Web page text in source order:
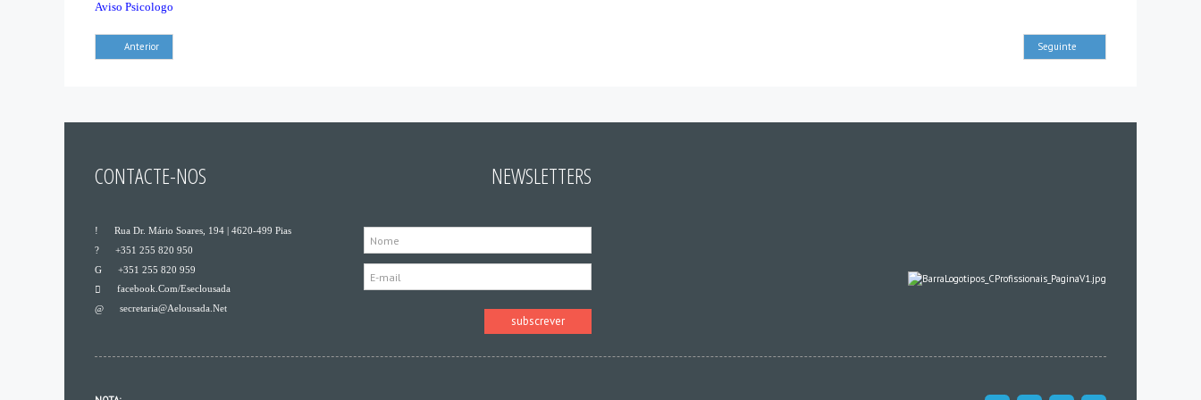
Aviso Psicologo
Anterior Seguinte
CONTACTE-NOS
Rua Dr. Mário Soares, 194 | 4620-499 Pias
+351 255 820 950
+351 255 820 959
Facebook.com/eseclousada
Secretaria@aelousada.net
NEWSLETTERS